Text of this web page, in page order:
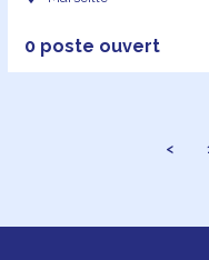
0 poste ouvert
<